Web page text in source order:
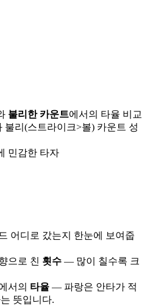
불리한 카운트에서의 타율 비교
불리(스트라이크>볼) 카운트 성
민감한 타자
어디로 갔는지 한눈에 보여줍
으로 친 횟수 — 많이 칠수록 크
서의 타율 — 파랑은 안타가 적
뜻입니다.